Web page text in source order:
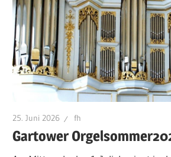
25. Juni 2026 fh
Gartower